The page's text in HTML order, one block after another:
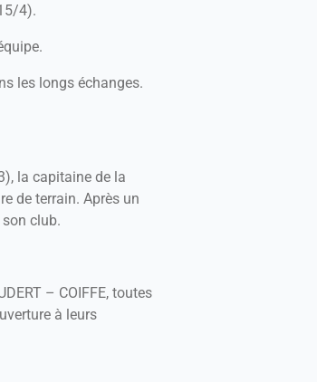
4).
les longs échanges.
la capitaine de la
de terrain. Après un
club.
– COIFFE, toutes
à leurs